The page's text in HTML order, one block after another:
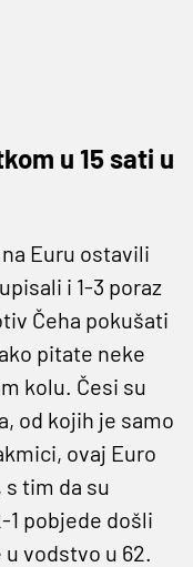
u 15 sati u
Euru ostavili
i 1-3 poraz
Čeha pokušati
pitate neke
kolu. Česi su
od kojih je samo
ovaj Euro
tim da su
1 pobjede došli
vodstvo u 62.